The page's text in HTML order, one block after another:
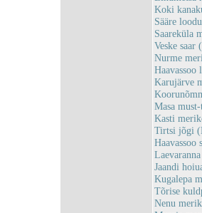
Koki
Sääre
Saareküla
Veske
Nurme
Haavassoo
Karujärve
Masa
Kasti
Tirtsi jõgi
Jaandi
Kugalepa
Tõrise
Nenu